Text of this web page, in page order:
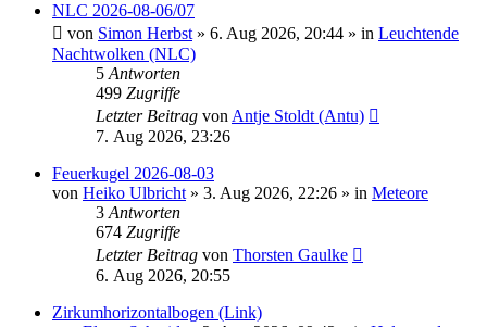
NLC 2026-08-06/07
von Simon Herbst » 6. Aug 2026, 20:44 » in Leuchtende
Nachtwolken (NLC)
5 Antworten
499 Zugriffe
Letzter Beitrag von Antje Stoldt (Antu)
7. Aug 2026, 23:26
Feuerkugel 2026-08-03
von Heiko Ulbricht » 3. Aug 2026, 22:26 » in Meteore
3 Antworten
674 Zugriffe
Letzter Beitrag von Thorsten Gaulke
6. Aug 2026, 20:55
Zirkumhorizontalbogen (Link)